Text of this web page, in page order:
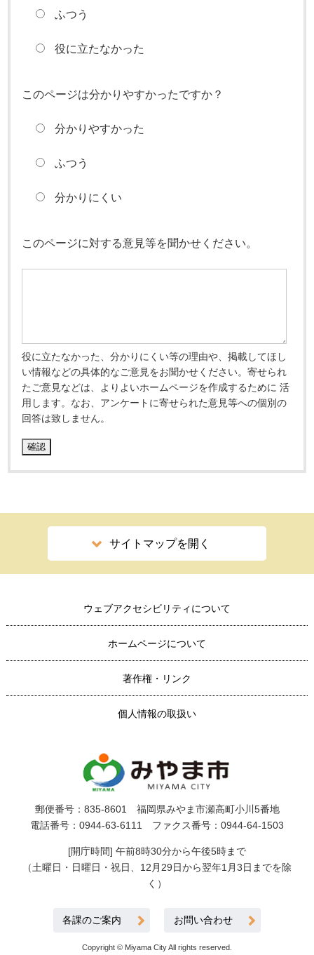
ふつう
役に立たなかった
このページは分かりやすかったですか？
分かりやすかった
ふつう
分かりにくい
このページに対する意見等を聞かせください。
役に立たなかった、分かりにくい等の理由や、掲載してほし
い情報などの具体的なご意見をお聞かせください。寄せられ
たご意見などは、よりよいホームページを作成するために 活
用します。なお、アンケートに寄せられた意見等への個別の
回答は致しません。
サイトマップを開く
ウェブアクセシビリティについて
ホームページについて
著作権・リンク
個人情報の取扱い
郵便番号：835-8601 福岡県みやま市瀬高町小川5番地
電話番号：0944-63-6111 ファクス番号：0944-64-1503
[開庁時間] 午前8時30分から午後5時まで
（土曜日・日曜日・祝日、12月29日から翌年1月3日までを除
く）
各課のご案内 お問い合わせ
Copyright © Miyama City All rights reserved.